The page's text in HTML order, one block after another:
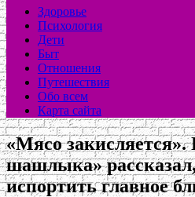
Здоровье
Психология
Дети
Быт
Отношения
Путешествия
Обо всем
Карта сайта
«Мясо
шашлыка»
испортить главное